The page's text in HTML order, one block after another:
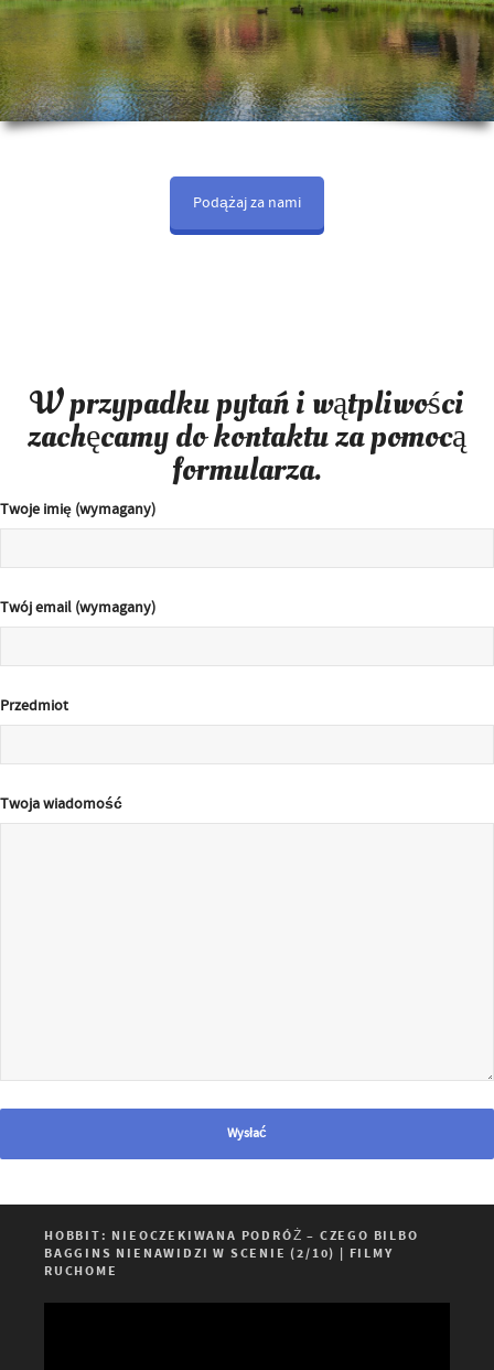
Podążaj za nami
W przypadku pytań i wątpliwości
zachęcamy do kontaktu za pomocą
formularza.
Twoje imię (wymagany)
Twój email (wymagany)
Przedmiot
Twoja wiadomość
HOBBIT: NIEOCZEKIWANA PODRÓŻ – CZEGO BILBO
BAGGINS NIENAWIDZI W SCENIE (2/10) | FILMY
RUCHOME